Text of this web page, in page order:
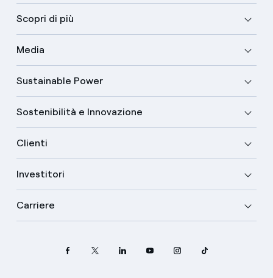
Scopri di più
Media
Sustainable Power
Sostenibilità e Innovazione
Clienti
Investitori
Carriere